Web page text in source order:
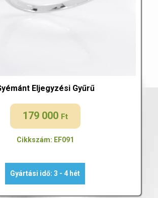
Eljegyzési Gyűrű
179 000 Ft
Cikkszám: EF091
Gyártási idő: 3 - 4 hét